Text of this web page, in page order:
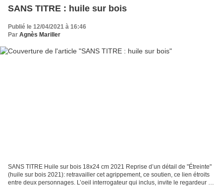
SANS TITRE : huile sur bois
Publié le 12/04/2021 à 16:46
Par Agnès Mariller
SANS TITRE Huile sur bois 18x24 cm 2021 Reprise d’un détail de "Étreinte"
(huile sur bois 2021): retravailler cet agrippement, ce soutien, ce lien étroits
entre deux personnages. L’oeil interrogateur qui inclus, invite le regardeur .